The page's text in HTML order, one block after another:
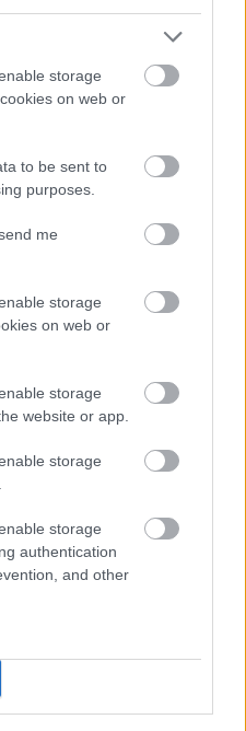
storage
on web or
to be sent to
purposes.
me
storage
on web or
storage
website or app.
storage
storage
authentication
and other
működését!
KÉRDÉSEI
PELLISTRI